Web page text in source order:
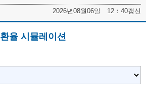
2026년08월06일 12：40갱신
환율 시뮬레이션